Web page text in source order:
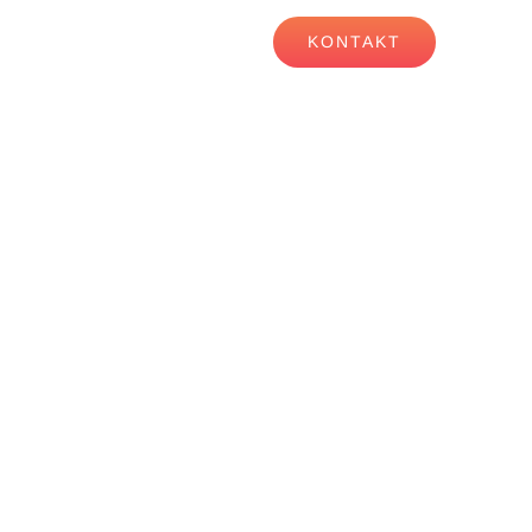
KONTAKT